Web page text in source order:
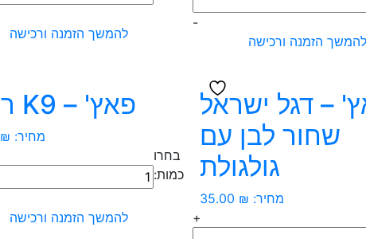
-
להמשך הזמנה ורכישה
של
להמשך הזמנה ורכישה
– דגל ישראל
שחור לבן עם
גולגולת
מחיר: 35.00 ₪
+
פאץ' – K9 רקום
מחיר: ₪
בחרו
כמות: כמות
של
להמשך הזמנה ורכישה